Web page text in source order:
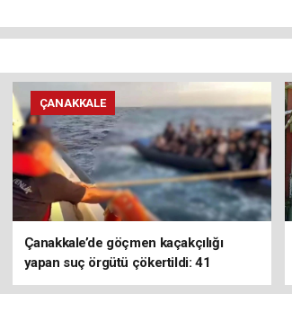
ÇANAKKALE
Çanakkale’de göçmen kaçakçılığı
yapan suç örgütü çökertildi: 41
tutuklama